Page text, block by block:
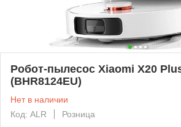
Робот-пылесос Xiaomi X20
(BHR8124EU)
Нет в наличии
Код: ALR
Розница